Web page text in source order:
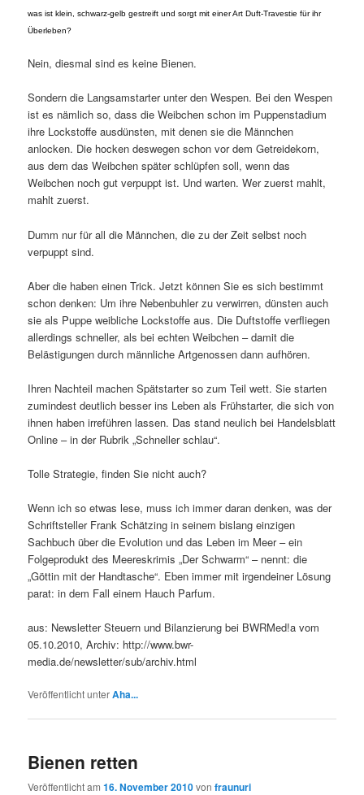
was ist klein, schwarz-gelb gestreift und sorgt mit einer Art Duft-Travestie für ihr
Überleben?
Nein, diesmal sind es keine Bienen.
Sondern die Langsamstarter unter den Wespen. Bei den Wespen
ist es nämlich so, dass die Weibchen schon im Puppenstadium
ihre Lockstoffe ausdünsten, mit denen sie die Männchen
anlocken. Die hocken deswegen schon vor dem Getreidekorn,
aus dem das Weibchen später schlüpfen soll, wenn das
Weibchen noch gut verpuppt ist. Und warten. Wer zuerst mahlt,
mahlt zuerst.
Dumm nur für all die Männchen, die zu der Zeit selbst noch
verpuppt sind.
Aber die haben einen Trick. Jetzt können Sie es sich bestimmt
schon denken: Um ihre Nebenbuhler zu verwirren, dünsten auch
sie als Puppe weibliche Lockstoffe aus. Die Duftstoffe verfliegen
allerdings schneller, als bei echten Weibchen – damit die
Belästigungen durch männliche Artgenossen dann aufhören.
Ihren Nachteil machen Spätstarter so zum Teil wett. Sie starten
zumindest deutlich besser ins Leben als Frühstarter, die sich von
ihnen haben irreführen lassen. Das stand neulich bei Handelsblatt
Online – in der Rubrik „Schneller schlau“.
Tolle Strategie, finden Sie nicht auch?
Wenn ich so etwas lese, muss ich immer daran denken, was der
Schriftsteller Frank Schätzing in seinem bislang einzigen
Sachbuch über die Evolution und das Leben im Meer – ein
Folgeprodukt des Meereskrimis „Der Schwarm“ – nennt: die
„Göttin mit der Handtasche“. Eben immer mit irgendeiner Lösung
parat: in dem Fall einem Hauch Parfum.
aus: Newsletter Steuern und Bilanzierung bei BWRMed!a vom
05.10.2010, Archiv: http://www.bwr-
media.de/newsletter/sub/archiv.html
Veröffentlicht unterAha...
Bienen retten
Veröffentlicht am16. November 2010vonfraunuri